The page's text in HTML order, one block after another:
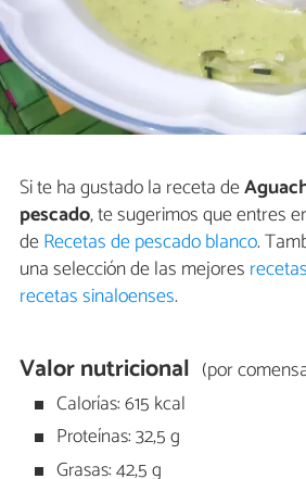
Si te ha gustado la receta de
pescado, te sugerimos que entres
deRecetas de pescado blanco.
una selección de las mejores
recetas sinaloenses.
Valor nutricional (por
Calorías: 615 kcal
Proteínas: 32,5 g
Grasas: 42,5 g